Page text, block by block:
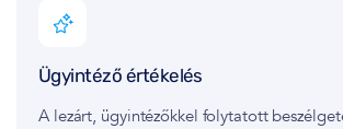
Ügyintéző értékelés
A lezárt, ügyintézőkkel folytatott